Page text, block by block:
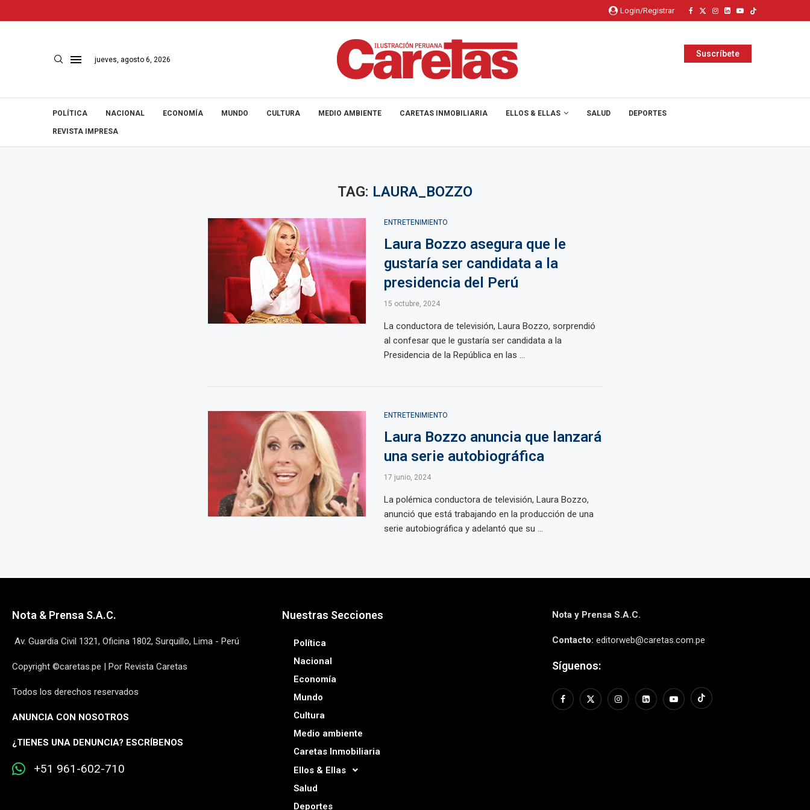
Login/Registrar
jueves, agosto 6, 2026
Suscríbete
POLÍTICA NACIONAL ECONOMÍA MUNDO CULTURA MEDIO AMBIENTE CARETAS INMOBILIARIA ELLOS & ELLAS SALUD DEPORTES
REVISTA IMPRESA
TAG: LAURA_BOZZO
ENTRETENIMIENTO
Laura Bozzo asegura que le
gustaría ser candidata a la
presidencia del Perú
15 octubre, 2024
La conductora de televisión, Laura Bozzo, sorprendió
al confesar que le gustaría ser candidata a la
Presidencia de la República en las ...
ENTRETENIMIENTO
Laura Bozzo anuncia que lanzará
una serie autobiográfica
17 junio, 2024
La polémica conductora de televisión, Laura Bozzo,
anunció que está trabajando en la producción de una
serie autobiográfica y adelantó que su ...
Nota & Prensa S.A.C.
Av. Guardia Civil 1321, Oficina 1802, Surquillo, Lima - Perú
Copyright ©caretas.pe | Por Revista Caretas
Todos los derechos reservados
ANUNCIA CON NOSOTROS
¿TIENES UNA DENUNCIA? ESCRÍBENOS
+51 961-602-710
Nuestras Secciones
Política
Nacional
Economía
Mundo
Cultura
Medio ambiente
Caretas Inmobiliaria
Ellos & Ellas
Salud
Deportes
Nota y Prensa S.A.C.
Contacto: editorweb@caretas.com.pe
Síguenos: